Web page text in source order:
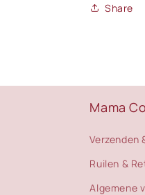
Share
Mama Co
Verzenden
Ruilen &
Algemene